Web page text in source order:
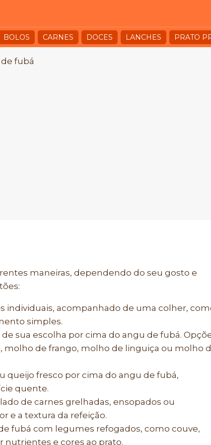
BOLOS CARNES DOCES LANCHES PRATO
fubá
maneiras, dependendo do seu gosto e
individuais, acompanhado de uma colher,
simples.
sua escolha por cima do angu de fubá.
de frango, molho de linguiça ou molho
queijo fresco por cima do angu de fubá,
quente.
de carnes grelhadas, ensopados ou
e a textura da refeição.
fubá com legumes refogados, como couve,
nutrientes e cores ao prato.